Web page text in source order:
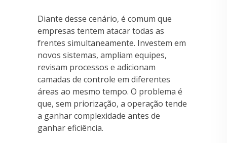
Diante desse cenário, é comum que
empresas tentem atacar todas as
frentes simultaneamente. Investem em
novos sistemas, ampliam equipes,
revisam processos e adicionam
camadas de controle em diferentes
áreas ao mesmo tempo. O problema é
que, sem priorização, a operação tende
a ganhar complexidade antes de
ganhar eficiência.